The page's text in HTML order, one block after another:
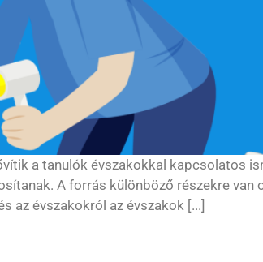
a tanulók évszakokkal kapcsolatos
A forrás különböző részekre van
az évszakokról az évszakok [...]